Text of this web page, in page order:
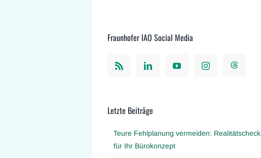
Fraunhofer IAO Social Media
Letzte Beiträge
Teure Fehlplanung vermeiden: Realitätscheck
für Ihr Bürokonzept